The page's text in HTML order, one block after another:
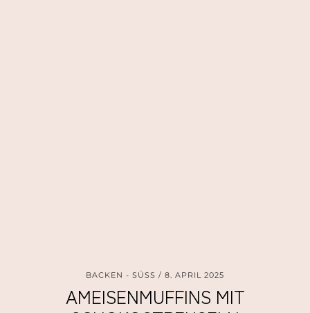
BACKEN - SÜSS 8. APRIL 2025
AMEISENMUFFINS MIT